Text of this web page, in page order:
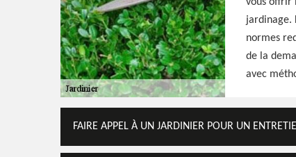
jardinage.
normes
de la
avec
FAIRE APPEL À UN JARDINIER POUR UN